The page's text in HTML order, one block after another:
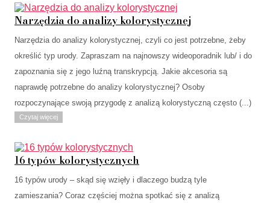
Narzędzia do analizy kolorystycznej
Narzędzia do analizy kolorystycznej, czyli co jest potrzebne, żeby
określić typ urody. Zapraszam na najnowszy wideoporadnik lub/ i do
zapoznania się z jego luźną transkrypcją. Jakie akcesoria są
naprawdę potrzebne do analizy kolorystycznej? Osoby
rozpoczynające swoją przygodę z analizą kolorystyczną często (...)
Czytaj więcej
16 typów kolorystycznych
16 typów urody – skąd się wzięły i dlaczego budzą tyle
zamieszania? Coraz częściej można spotkać się z analizą